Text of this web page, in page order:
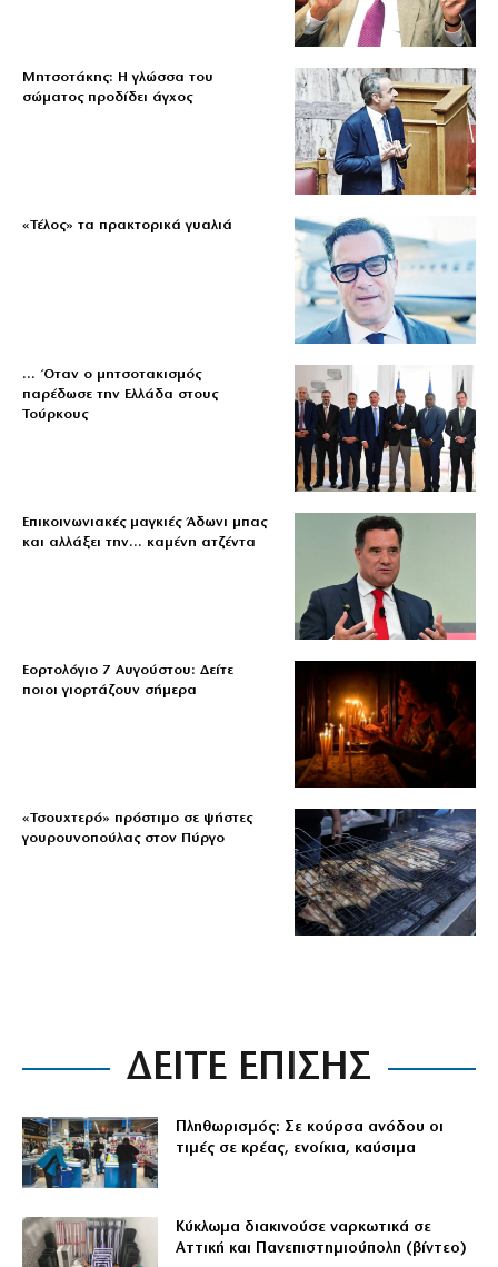
Μητσοτάκης: Η γλώσσα του
σώματος προδίδει άγχος
«Τέλος» τα πρακτορικά γυαλιά
… Όταν ο μητσοτακισμός
παρέδωσε την Ελλάδα στους
Τούρκους
Επικοινωνιακές μαγκιές Άδωνι μπας
και αλλάξει την… καμένη ατζέντα
Εορτολόγιο 7 Αυγούστου: Δείτε
ποιοι γιορτάζουν σήμερα
«Τσουχτερό» πρόστιμο σε ψήστες
γουρουνοπούλας στον Πύργο
ΔΕΙΤΕ ΕΠΙΣΗΣ
Πληθωρισμός: Σε κούρσα ανόδου οι
τιμές σε κρέας, ενοίκια, καύσιμα
Κύκλωμα διακινούσε ναρκωτικά σε
Αττική και Πανεπιστημιούπολη (βίντεο)